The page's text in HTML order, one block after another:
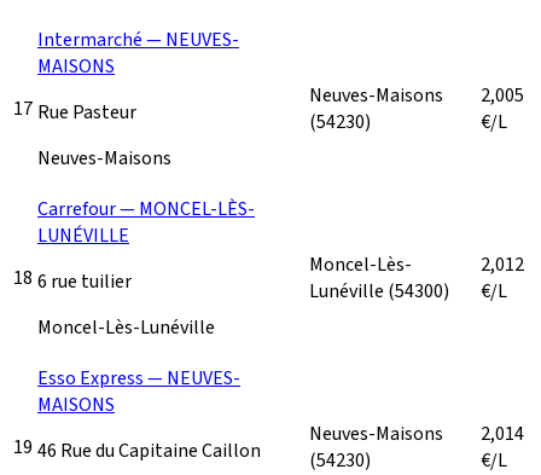
17
Intermarché — NEUVES-
MAISONS
Rue Pasteur
Neuves-Maisons
Neuves-Maisons
(54230)
2,005
€/L
18
Carrefour — MONCEL-LÈS-
LUNÉVILLE
6 rue tuilier
Moncel-Lès-Lunéville
Moncel-Lès-
Lunéville (54300)
2,012
€/L
19
Esso Express — NEUVES-
MAISONS
46 Rue du Capitaine Caillon
Neuves-Maisons
(54230)
2,014
€/L